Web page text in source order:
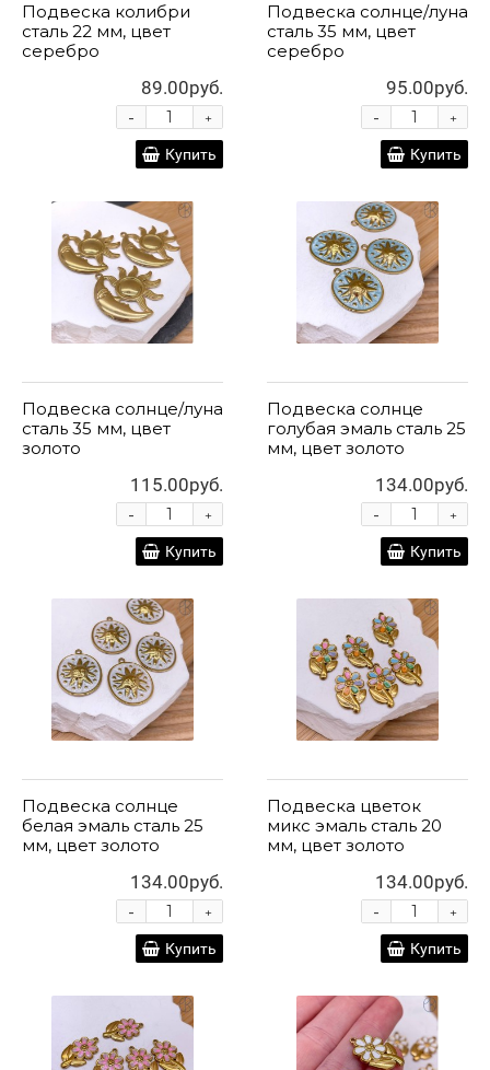
Подвеска колибри
сталь 22 мм, цвет
серебро
89.00руб.
+
-
Купить
Подвеска солнце/луна
сталь 35 мм, цвет
серебро
95.00руб.
+
-
Купить
Подвеска солнце/луна
сталь 35 мм, цвет
золото
115.00руб.
+
-
Купить
Подвеска солнце
голубая эмаль сталь 25
мм, цвет золото
134.00руб.
+
-
Купить
Подвеска солнце
белая эмаль сталь 25
мм, цвет золото
134.00руб.
+
-
Купить
Подвеска цветок
микс эмаль сталь 20
мм, цвет золото
134.00руб.
+
-
Купить